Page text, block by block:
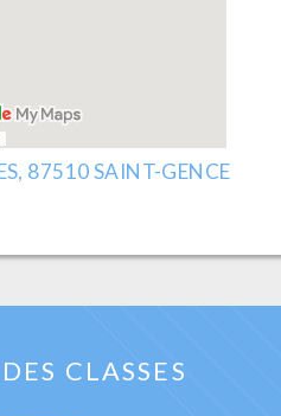
87510 SAINT-GENCE
CLASSES